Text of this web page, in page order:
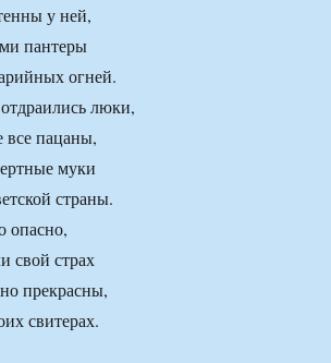
у ней,
пантеры
огней.
люки,
пацаны,
муки
страны.
опасно,
свой страх
прекрасны,
свитерах.